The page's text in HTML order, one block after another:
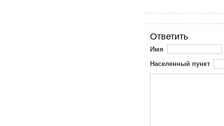
Ответить
Имя
Населенный пункт